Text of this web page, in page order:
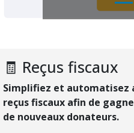
🧾 Reçus fiscaux
Simplifiez et automatisez
reçus fiscaux afin de
de nouveaux donateurs.